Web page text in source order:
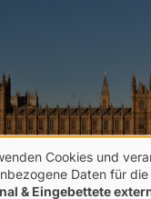
Cookies und
Daten für
& Eingebettete